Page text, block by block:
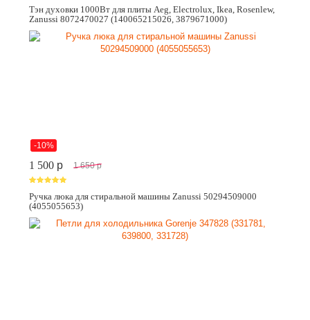
Тэн духовки 1000Вт для плиты Aeg, Electrolux, Ikea, Rosenlew,
Zanussi 8072470027 (140065215026, 3879671000)
-10%
1 500 p 1 650 p
Ручка люка для стиральной машины Zanussi 50294509000
(4055055653)